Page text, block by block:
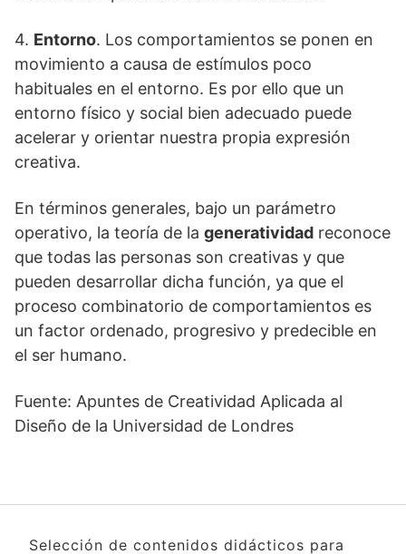
4. Entorno. Los comportamientos se ponen en
movimiento a causa de estímulos poco
habituales en el entorno. Es por ello que un
entorno físico y social bien adecuado puede
acelerar y orientar nuestra propia expresión
creativa.
En términos generales, bajo un parámetro
operativo, la teoría de la generatividad reconoce
que todas las personas son creativas y que
pueden desarrollar dicha función, ya que el
proceso combinatorio de comportamientos es
un factor ordenado, progresivo y predecible en
el ser humano.
Fuente: Apuntes de Creatividad Aplicada al
Diseño de la Universidad de Londres
Selección de contenidos didácticos para